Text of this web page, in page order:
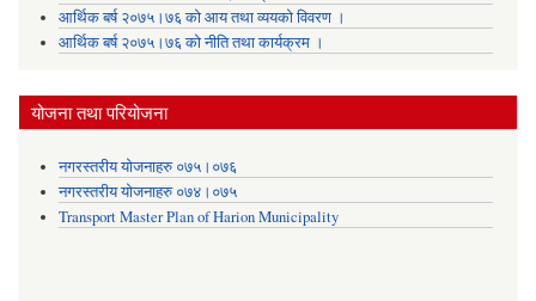
आर्थिक बर्ष २०७५।७६ को आय तथा व्ययकाे विवरण ।
आर्थिक बर्ष २०७५।७६ को नीति तथा कार्यक्रम ।
योजना तथा परियोजना
नगरस्तरीय योजनाहरु ०७५।०७६
नगरस्तरीय योजनाहरु ०७४।०७५
Transport Master Plan of Harion Municipality